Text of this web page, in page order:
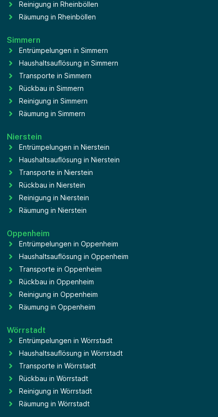
Reinigung in Rheinböllen
Räumung in Rheinböllen
Simmern
Entrümpelungen in Simmern
Haushaltsauflösung in Simmern
Transporte in Simmern
Rückbau in Simmern
Reinigung in Simmern
Räumung in Simmern
Nierstein
Entrümpelungen in Nierstein
Haushaltsauflösung in Nierstein
Transporte in Nierstein
Rückbau in Nierstein
Reinigung in Nierstein
Räumung in Nierstein
Oppenheim
Entrümpelungen in Oppenheim
Haushaltsauflösung in Oppenheim
Transporte in Oppenheim
Rückbau in Oppenheim
Reinigung in Oppenheim
Räumung in Oppenheim
Wörrstadt
Entrümpelungen in Wörrstadt
Haushaltsauflösung in Wörrstadt
Transporte in Wörrstadt
Rückbau in Wörrstadt
Reinigung in Wörrstadt
Räumung in Wörrstadt